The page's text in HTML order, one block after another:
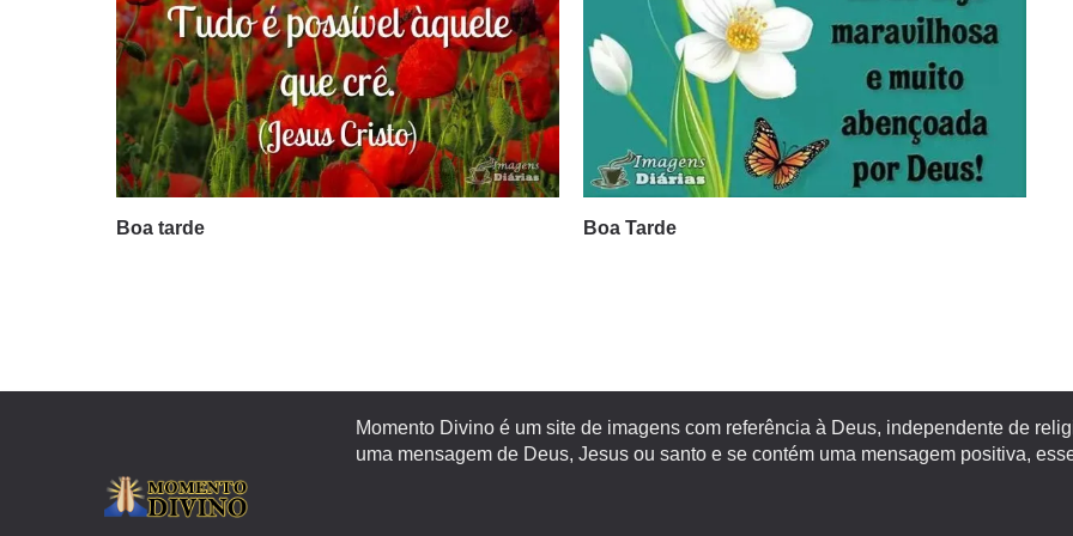
Boa tarde Boa Tarde
Momento Divino é um site de imagens com referência à Deus, independente de
uma mensagem de Deus, Jesus ou santo e se contém uma mensagem positiva,